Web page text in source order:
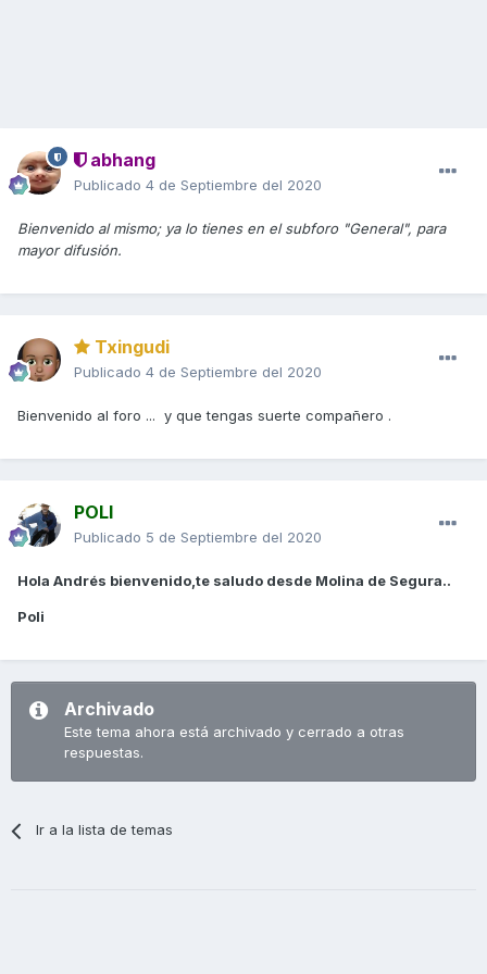
abhang
Publicado 4 de Septiembre del 2020
Bienvenido al mismo; ya lo tienes en el subforo "General", para
mayor difusión.
Txingudi
Publicado 4 de Septiembre del 2020
Bienvenido al foro ... y que tengas suerte compañero .
POLI
Publicado 5 de Septiembre del 2020
Hola Andrés bienvenido,te saludo desde Molina de Segura..
Poli
Archivado
Este tema ahora está archivado y cerrado a otras
respuestas.
Ir a la lista de temas